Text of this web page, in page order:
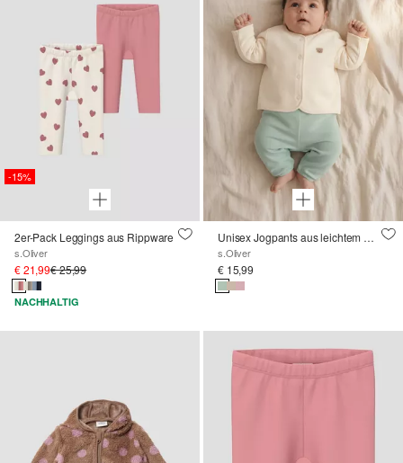
-15%
2er-Pack Leggings aus Rippware
s.Oliver
€ 21,99€ 25,99
NACHHALTIG
Unisex Jogpants aus leichtem Sweat mit Umschlagbund
s.Oliver
€ 15,99